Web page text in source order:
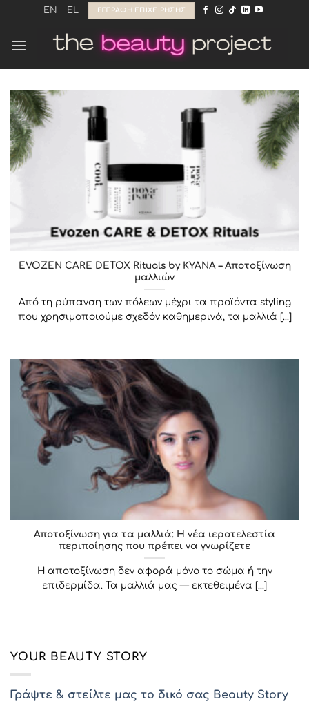
Μετάβαση
περιεχόμενο
EN EL ΕΓΓΡΑΦΉ ΕΠΙΧΕΊΡΗΣΗΣ
EVOZEN CARE DETOX Rituals by KYANA – Αποτοξίνωση
μαλλιών
Από τη ρύπανση των πόλεων μέχρι τα προϊόντα styling
που χρησιμοποιούμε σχεδόν καθημερινά, τα μαλλιά [...]
Αποτοξίνωση για τα μαλλιά: Η νέα ιεροτελεστία
περιποίησης που πρέπει να γνωρίζετε
Η αποτοξίνωση δεν αφορά μόνο το σώμα ή την
επιδερμίδα. Τα μαλλιά μας — εκτεθειμένα [...]
YOUR BEAUTY STORY
Γράψτε & στείλτε μας το δικό σας Beauty Story